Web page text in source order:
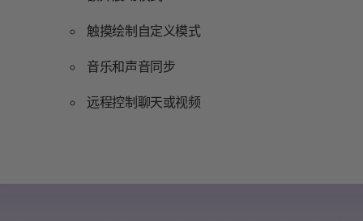
触摸绘制自定义模式
音乐和声音同步
远程控制聊天或视频